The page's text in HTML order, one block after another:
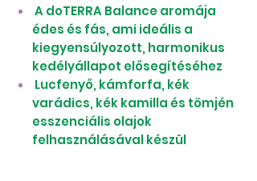
A doTERRA Balance aromája
édes és fás, ami ideális a
kiegyensúlyozott, harmonikus
kedélyállapot elősegítéséhez
Lucfenyő, kámforfa, kék
varádics, kék kamilla és tömjén
esszenciális olajok
felhasználásával készül